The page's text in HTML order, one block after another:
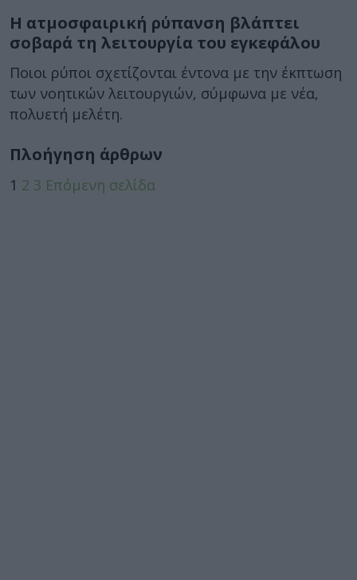
Η ατμοσφαιρική ρύπανση βλάπτει
σοβαρά τη λειτουργία του εγκεφάλου
Ποιοι ρύποι σχετίζονται έντονα με την έκπτωση
των νοητικών λειτουργιών, σύμφωνα με νέα,
πολυετή μελέτη.
Πλοήγηση άρθρων
1 2 3 Επόμενη σελίδα